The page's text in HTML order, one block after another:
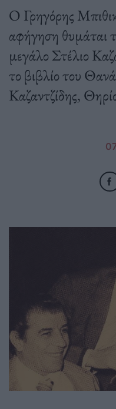
O Γρηγόρης
αφήγηση θυμάται
μεγάλο Στέλιο
το βιβλίο του
Καζαντζίδης,